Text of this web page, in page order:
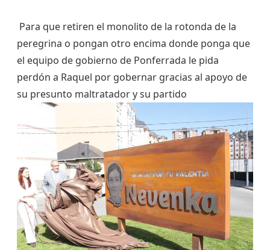
Para que retiren el monolito de la rotonda de la
peregrina o pongan otro encima donde ponga que
el equipo de gobierno de Ponferrada le pida
perdón a Raquel por gobernar gracias al apoyo de
su presunto maltratador y su partido